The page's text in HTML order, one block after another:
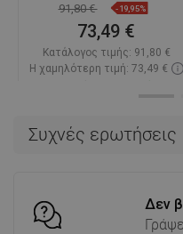
Συχνές ερωτήσεις
Δεν
91,80 € -19,95%
73,49 €
Κατάλογος τιμής: 91,80 €
Η χαμηλότερη τιμή: 73,49 €